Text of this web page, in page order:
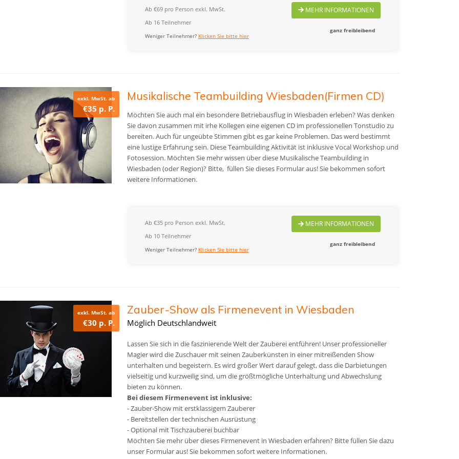
Ab €69 pro Person exkl. MwSt.
Ab 16 Teilnehmer
Weniger Teilnehmer? Klicken Sie bitte hier
MEHR INFORMATIONEN
ganz freibleibend
exkl. MwSt. ab
€35 p. P.
Musikalische Teambuilding Wiesbaden(Firmen CD)
Möchten Sie auch mal ein besondere Betriebausflug in Wiesbaden erleben? Was denken
Sie davon zusammen mit irhe Kollegen eineeigenen CD im professionellen Tonstudio zu
bereiten. Auch für ungeübte Stimmen gibt es gar keine Problemen. Das werd bestimmt
eine lustige Erfahrung sein. Diese Teambuilding Aktivität ist inklusive Vocal Workshop und
Fotosession. Möchten Sie mehr wissen über diese Musikalische Teambuilding in
Wiesbaden (oder Region)? Bitte, füllen Sie dieses Formular aus! Sie bekommen sofort
weitere Informationen.
Ab €35 pro Person exkl. MwSt.
Ab 10 Teilnehmer
Weniger Teilnehmer? Klicken Sie bitte hier
MEHR INFORMATIONEN
ganz freibleibend
exkl. MwSt. ab
€30 p. P.
Zauber-Show als Firmenevent in Wiesbaden
Möglich Deutschlandweit
Lassen Sie sich in die faszinierende Welt der Zauberei entführen! Unser professioneller
Magier wird die Zuschauer mit seinen Zauberkünsten in einer mitreißenden Show
unterhalten und begeistern. Es wird großer Wert darauf gelegt, dass die Darbietungen
vielseitig und kurzweilig sind, um die größtmögliche Unterhaltung und Abwechslung
bieten zu können.
Bei diesem Firmenevent ist inklusive:
- Zauber-Show mit erstklassigem Zauberer
- Bereitstellen der technischen Ausrüstung
- Optional mit Tischzauberei buchbar
Möchten Sie mehr über dieses Firmenevent in Wiesbaden erfahren? Bitte füllen Sie dazu
unser Formular aus! Sie bekommen sofort weitere Informationen.